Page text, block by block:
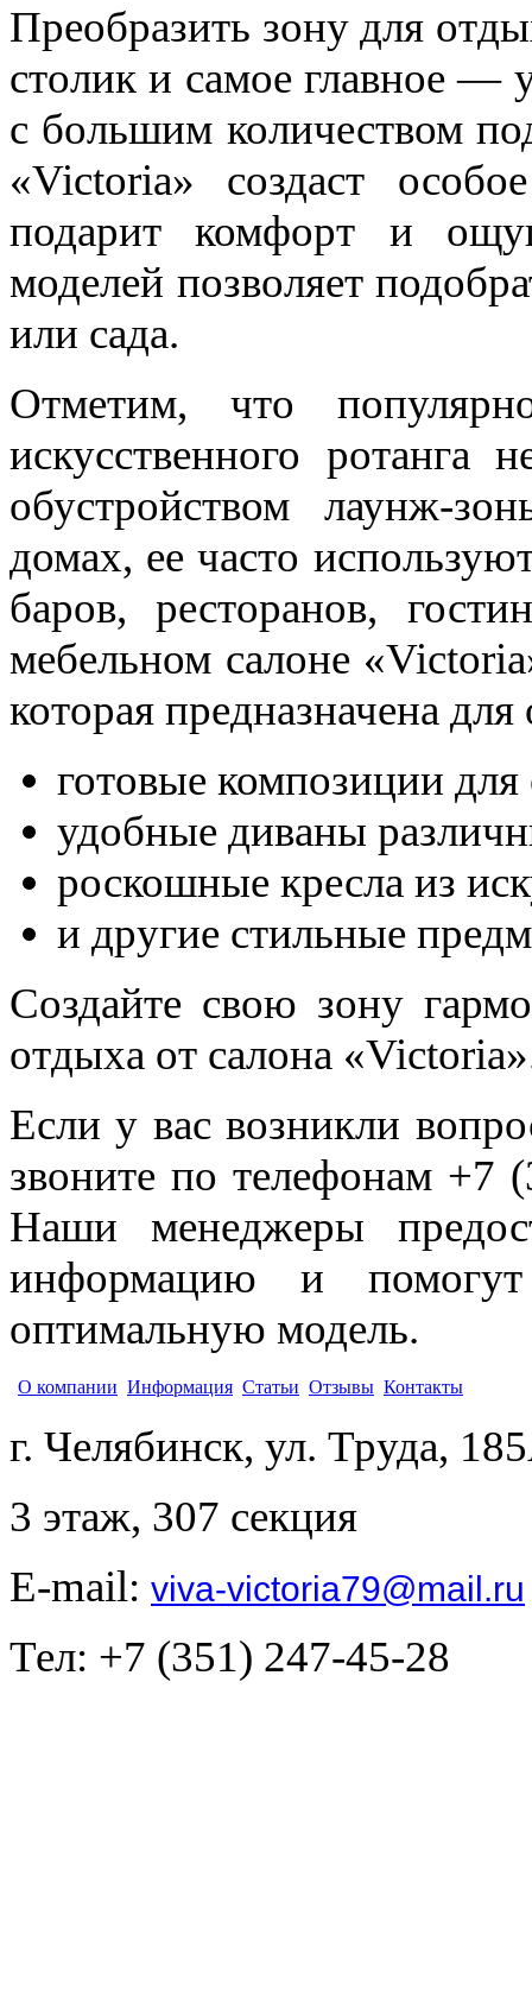
Преобразить зону для
столик и самое главное —
с большим количеством
«Victoria» создаст
подарит комфорт и
моделей позволяет
или сада.
Отметим, что
искусственного ротанга
обустройством лаунж-
домах, ее часто
баров, ресторанов,
мебельном салоне
которая предназначена
готовые композиции
удобные диваны
роскошные кресла из
и другие стильные
Создайте свою зону
отдыха от салона
Если у вас возникли
звоните по телефонам +7
Наши менеджеры
информацию и помогут
оптимальную модель.
О компании Информация Статьи Отзывы Контакты
г. Челябинск, ул. Труда,
3 этаж, 307 секция
E-mail: viva-victoria79@mail.ru
Тел: +7 (351) 247-45-28